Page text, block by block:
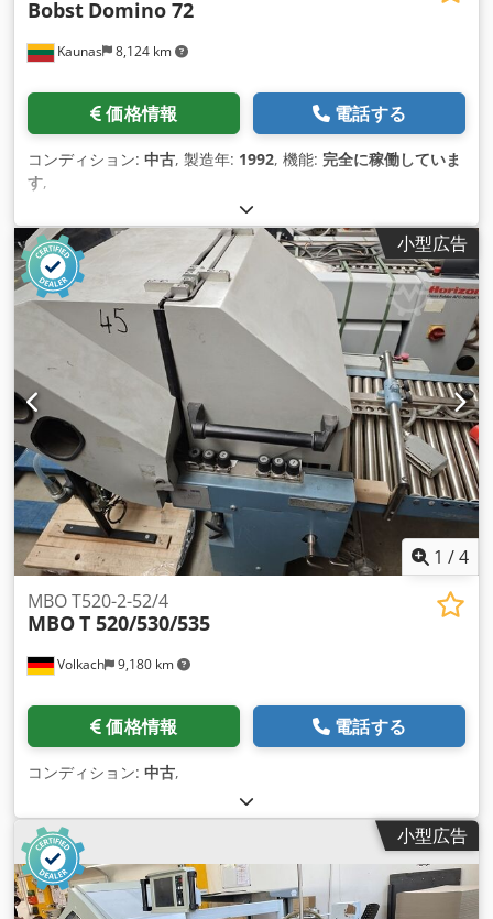
Kaunas 8,124 km
Bobst Domino 72
価格情報 電話する
コンディション: 中古, 製造年: 1992, 機能: 完全に稼働していま
す,
小型広告
1 /4
Volkach 9,180 km
MBO T520-2-52/4
MBOT 520/530/535
価格情報 電話する
コンディション: 中古,
小型広告